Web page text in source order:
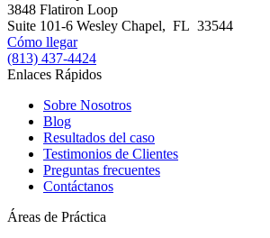
3848 Flatiron Loop
Suite 101-6 Wesley Chapel, FL 33544
Cómo llegar
(813) 437-4424
Enlaces Rápidos
Sobre Nosotros
Blog
Resultados del caso
Testimonios de Clientes
Preguntas frecuentes
Contáctanos
Áreas de Práctica